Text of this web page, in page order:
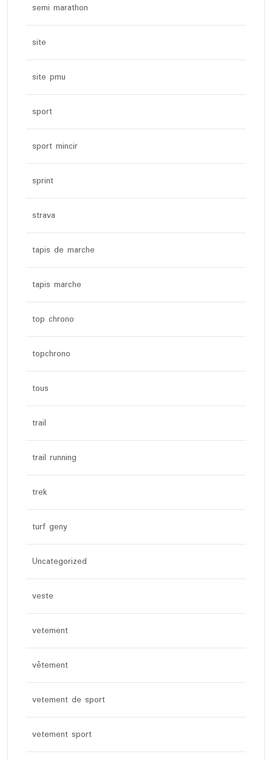
semi marathon
site
site pmu
sport
sport mincir
sprint
strava
tapis de marche
tapis marche
top chrono
topchrono
tous
trail
trail running
trek
turf geny
Uncategorized
veste
vetement
vêtement
vetement de sport
vetement sport